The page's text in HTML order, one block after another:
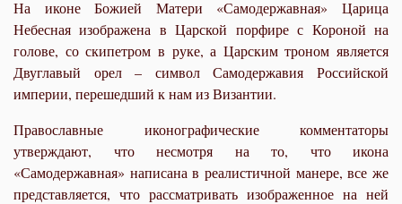
На иконе Божией Матери «Самодержавная» Царица
Небесная изображена в Царской порфире с Короной на
голове, со скипетром в руке, а Царским троном является
Двуглавый орел – символ Самодержавия Российской
империи, перешедший к нам из Византии.
Православные иконографические комментаторы
утверждают, что несмотря на то, что икона
«Самодержавная» написана в реалистичной манере, все же
представляется, что рассматривать изображенное на ней